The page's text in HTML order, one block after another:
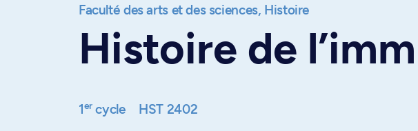
Faculté des arts et des sciences, Histoire
Histoire de
1ercycle HST 2402